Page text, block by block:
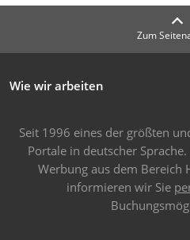
Zum
Wie wir arbeiten
Seit 1996 eines der größten
Portale in deutscher
Werbung aus dem Bereich
informieren wir Sie